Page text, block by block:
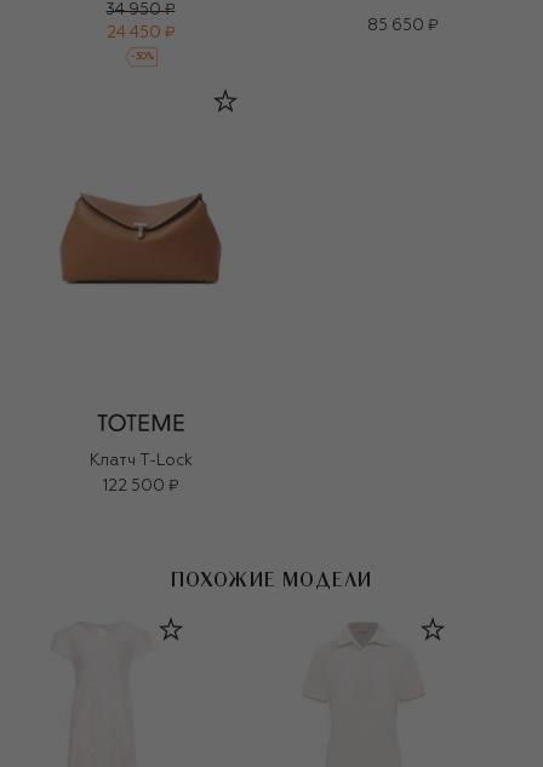
34 950 ₽
24 450 ₽
-30%
85 650 ₽
Клатч T-Lock
122 500 ₽
ПОХОЖИЕ МОДЕЛИ